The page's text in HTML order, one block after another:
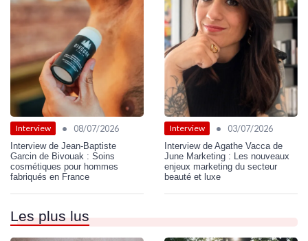
Interview • 08/07/2026
Interview de Jean-Baptiste
Garcin de Bivouak : Soins
cosmétiques pour hommes
fabriqués en France
Interview • 03/07/2026
Interview de Agathe Vacca de
June Marketing : Les nouveaux
enjeux marketing du secteur
beauté et luxe
Les plus lus